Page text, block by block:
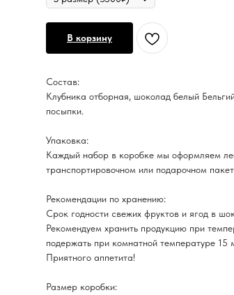
В корзину
Состав:
Клубника отборная, шоколад белый
посыпки.
Упаковка:
Каждый набор в коробке мы оформляем
транспортировочном или подарочном
Рекомендации по хранению:
Срок годности свежих фруктов и ягод в
Рекомендуем хранить продукцию при
подержать при комнатной температуре 15
​Приятного аппетита!
Размер коробки: